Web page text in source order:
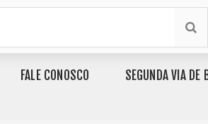
FALE CONOSCO SEGUNDA VIA DE